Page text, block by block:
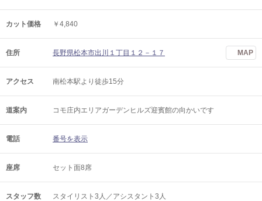
カット価格 ￥4,840
住所 長野県松本市出川１丁目１２－１７ MAP
アクセス 南松本駅より徒歩15分
道案内 コモ庄内エリアガーデンヒルズ迎賓館の向かいです
電話 番号を表示
座席 セット面8席
スタッフ数 スタイリスト3人／アシスタント3人